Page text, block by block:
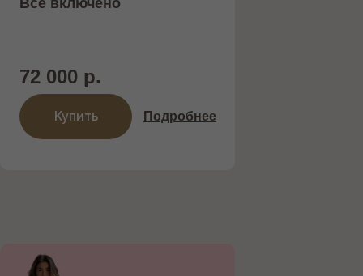
Подробнее
72 000 р.
Все включено
Купить